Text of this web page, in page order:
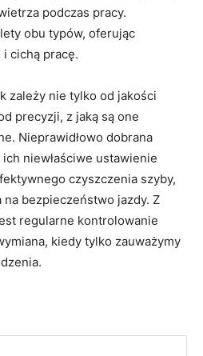
podczas pracy.
obu typów, oferując
cichą pracę.
zależy nie tylko od jakości
precyzji, z jaką są one
Nieprawidłowo dobrana
niewłaściwe ustawienie
czyszczenia szyby,
bezpieczeństwo jazdy. Z
regularne kontrolowanie
kiedy tylko zauważymy